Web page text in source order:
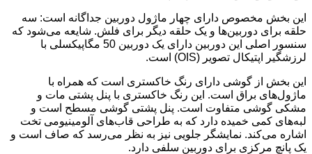
این بخش مخصوص دارای چهار ماژول دوربین جداگانه است: سه
حلقه برای دوربین‌ها و یک حلقه دیگر برای فلش. شایعه می‌شود که
سنسور اصلی این دوربین دارای یک دوربین 50 مگاپیکسلی با
لرزشگیر اپتیکال تصویر (OIS) است.
این بخش از گوشی دارای رنگ خاکستری است که همراه با
ماژول‌های براق است. این رنگ خاکستری با پنل پشتی مات و
مشکی گوشی متفاوت است. پنل پشتی گوشی مسطح است و
لبه‌های کمی خمیده دارد که به طراحی قاب‌های آلومینیومی تخت
اشاره می‌کند. نمایشگر جلویی نیز به نظر می‌رسد که صاف است و
یک پانچ مرکزی برای دوربین سلفی دارد.